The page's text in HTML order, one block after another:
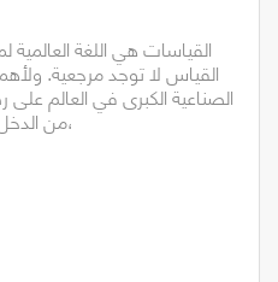
القياسات هي اللغة
القياس لا توجد مرجعية.
من الدخل القومي للإنفاق على تطبيقاته،